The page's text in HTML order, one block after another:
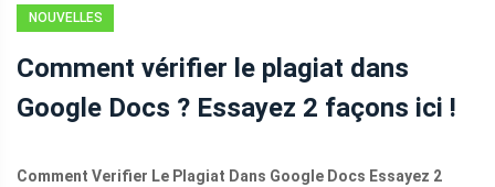
NOUVELLES
Comment vérifier le plagiat dans
Google Docs ? Essayez 2 façons ici !
Comment Verifier Le Plagiat Dans Google Docs Essayez 2